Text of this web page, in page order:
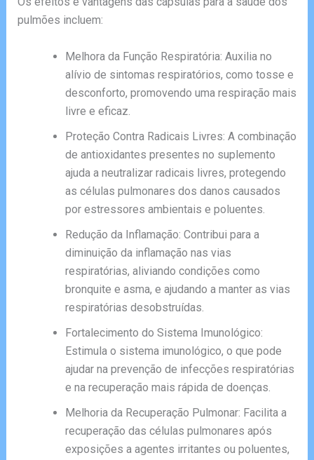
pulmões incluem:
Melhora da Função Respiratória: Auxilia no
alívio de sintomas respiratórios, como tosse e
desconforto, promovendo uma respiração mais
livre e eficaz.
Proteção Contra Radicais Livres: A combinação
de antioxidantes presentes no suplemento
ajuda a neutralizar radicais livres, protegendo
as células pulmonares dos danos causados
por estressores ambientais e poluentes.
Redução da Inflamação: Contribui para a
diminuição da inflamação nas vias
respiratórias, aliviando condições como
bronquite e asma, e ajudando a manter as vias
respiratórias desobstruídas.
Fortalecimento do Sistema Imunológico:
Estimula o sistema imunológico, o que pode
ajudar na prevenção de infecções respiratórias
e na recuperação mais rápida de doenças.
Melhoria da Recuperação Pulmonar: Facilita a
recuperação das células pulmonares após
exposições a agentes irritantes ou poluentes,